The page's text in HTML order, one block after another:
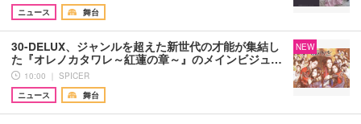
ニュース
舞台
30-DELUX、ジャンルを超えた新世代の才能が集結し
た『オレノカタワレ～紅蓮の章～』のメインビジュ…
10:00 ｜ SPICER
ニュース
舞台
NEW